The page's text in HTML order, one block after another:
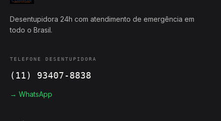
Desentupidora 24h com atendimento de emergência em
todo o Brasil.
TELEFONE DESENTUPIDORA
(11) 93407-8838
→ WhatsApp